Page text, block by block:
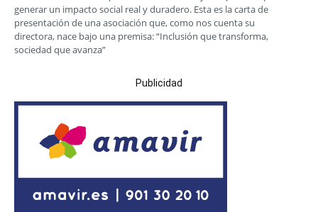
generar un impacto social real y duradero. Esta es la carta de
presentación de una asociación que, como nos cuenta su
directora, nace bajo una premisa: “Inclusión que transforma,
sociedad que avanza”
Publicidad